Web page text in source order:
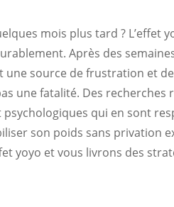
mois plus tard ? L’effet
Après des
une source de frustration et de
une fatalité. Des recherches
qui en sont
son poids sans privation
yoyo et vous livrons des